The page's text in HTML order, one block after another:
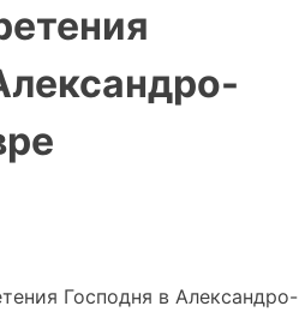
Господня в Александро-